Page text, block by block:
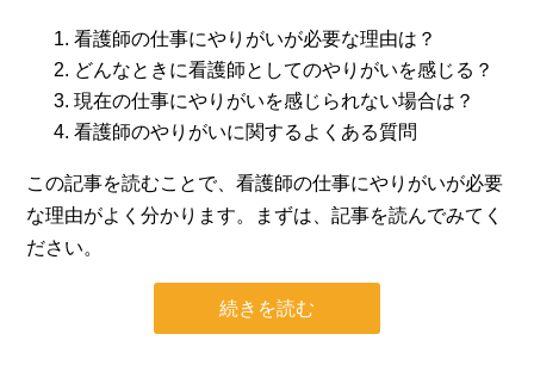
看護師の仕事にやりがいが必要な理由は？
どんなときに看護師としてのやりがいを感じる？
現在の仕事にやりがいを感じられない場合は？
看護師のやりがいに関するよくある質問
この記事を読むことで、看護師の仕事にやりがいが必要
な理由がよく分かります。まずは、記事を読んでみてく
ださい。
続きを読む